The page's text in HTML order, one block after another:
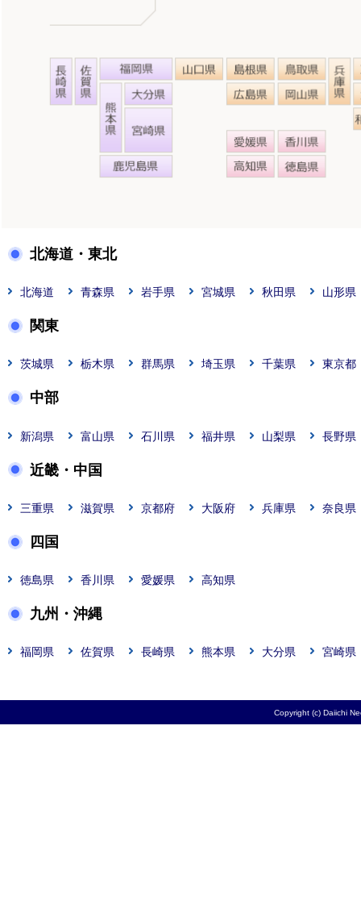
北海道・東北
北海道 青森県 岩手県 宮城県 秋田県 山形県
関東
茨城県 栃木県 群馬県 埼玉県 千葉県 東京都
中部
新潟県 富山県 石川県 福井県 山梨県 長野県
近畿・中国
三重県 滋賀県 京都府 大阪府 兵庫県 奈良県
四国
徳島県 香川県 愛媛県 高知県
九州・沖縄
福岡県 佐賀県 長崎県 熊本県 大分県 宮崎県
Copyright (c) Daiichi